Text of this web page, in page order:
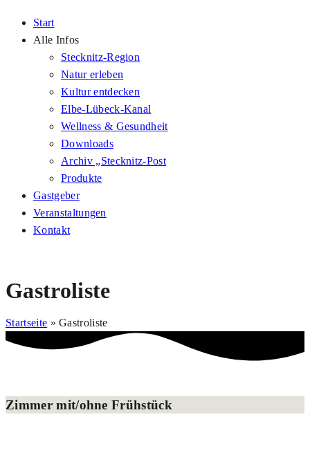
Start
Alle Infos
Stecknitz-Region
Natur erleben
Kultur entdecken
Elbe-Lübeck-Kanal
Wellness & Gesundheit
Downloads
Archiv „Stecknitz-Post
Produkte
Gastgeber
Veranstaltungen
Kontakt
Gastroliste
Startseite »Gastroliste
Zimmer mit/ohne Frühstück